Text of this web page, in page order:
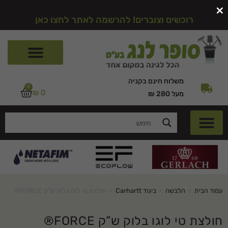
רוכשים וצוברים! להרשמה לאתר לחצו כאן
משלוח חינם בקניה
מעל 280 ₪
₪ 0
0
עמוד הבית הלבשה ביגוד Carhartt
חולצת טי לוגו בלוק ש”ק FORCE®
×